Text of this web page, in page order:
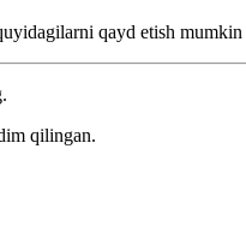
qayd etish mumkin
qilingan.